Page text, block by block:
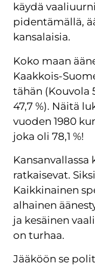
käydä
pidentämällä,
kansalaisia.
Koko maan
Kaakkois-
tähän (Kouvola
47,7 %). Näitä
vuoden 1980
joka oli 78,1 %!
ratkaisevat.
Kaikkinainen
alhainen
ja kesäinen
on turhaa.
Jääköön se